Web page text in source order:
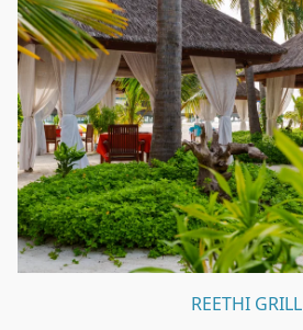
REETHI GRILL